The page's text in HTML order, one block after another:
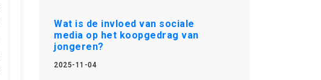
Wat is de invloed van sociale
media op het koopgedrag van
jongeren?
2025-11-04